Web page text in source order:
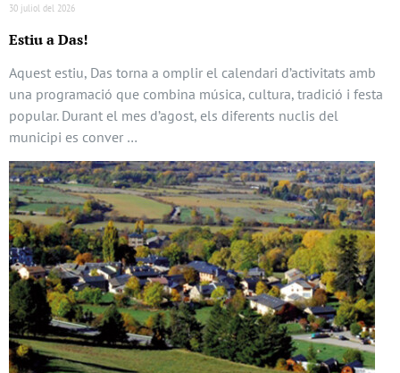
30 juliol del 2026
Estiu a Das!
Aquest estiu, Das torna a omplir el calendari d’activitats amb
una programació que combina música, cultura, tradició i festa
popular. Durant el mes d’agost, els diferents nuclis del
municipi es conver …